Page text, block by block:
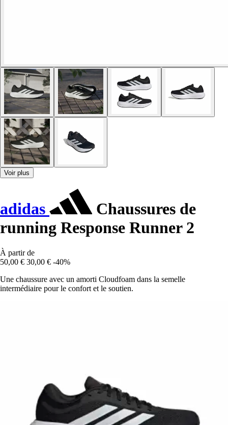
Voir plus
adidas
Chaussures de
running Response Runner 2
À partir de
50,00 € 30,00 € -40%
Une chaussure avec un amorti Cloudfoam dans la semelle
intermédiaire pour le confort et le soutien.